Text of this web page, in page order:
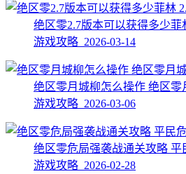
绝区零2.7版本可以获得多少菲
游戏攻略 2026-03-14
绝区零月城柳怎么操作 绝区零
游戏攻略 2026-03-06
绝区零危局强袭战通关攻略
游戏攻略 2026-02-28